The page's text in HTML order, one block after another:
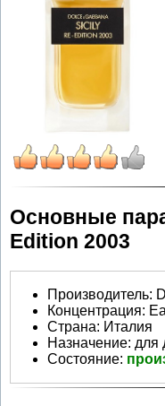
Основные
Edition 2003
Производитель:
Концентрация:
Страна: Италия
Назначение: для
Состояние: